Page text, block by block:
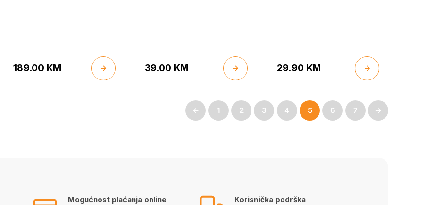
189.00 KM 39.00 KM 29.90 KM
← 1 2 3 4 5 6 7 →
Mogućnost plaćanja online
Korisnička podrška